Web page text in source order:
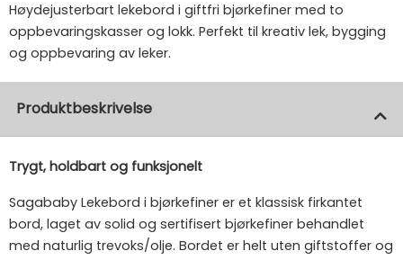
Høydejusterbart lekebord i giftfri bjørkefiner med to
oppbevaringskasser og lokk. Perfekt til kreativ lek, bygging
og oppbevaring av leker.
Produktbeskrivelse
Trygt, holdbart og funksjonelt
Sagababy Lekebord i bjørkefiner er et klassisk firkantet
bord, laget av solid og sertifisert bjørkefiner behandlet
med naturlig trevoks/olje. Bordet er helt uten giftstoffer og